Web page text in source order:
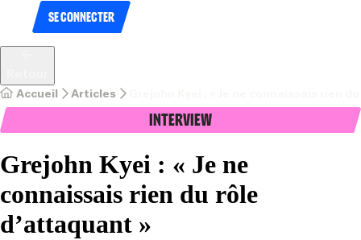
Se connecter
Accueil Articles
Interview
Grejohn Kyei : « Je ne
connaissais rien du rôle
d’attaquant »